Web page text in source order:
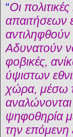
“Οι
απαιτήσεων
Αδυνατούν
φοβικές,
ύψιστων
χώρα, μέσω
αναλώνονται
ψηφοθηρία
την επόμενη